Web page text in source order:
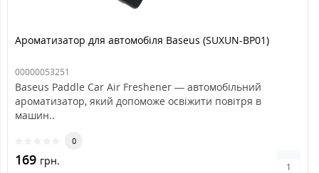
Ароматизатор для автомобіля Baseus (SUXUN-BP01)
00000053251
Baseus Paddle Car Air Freshener — автомобільний
ароматизатор, який допоможе освіжити повітря в
машин..
0
169 грн.